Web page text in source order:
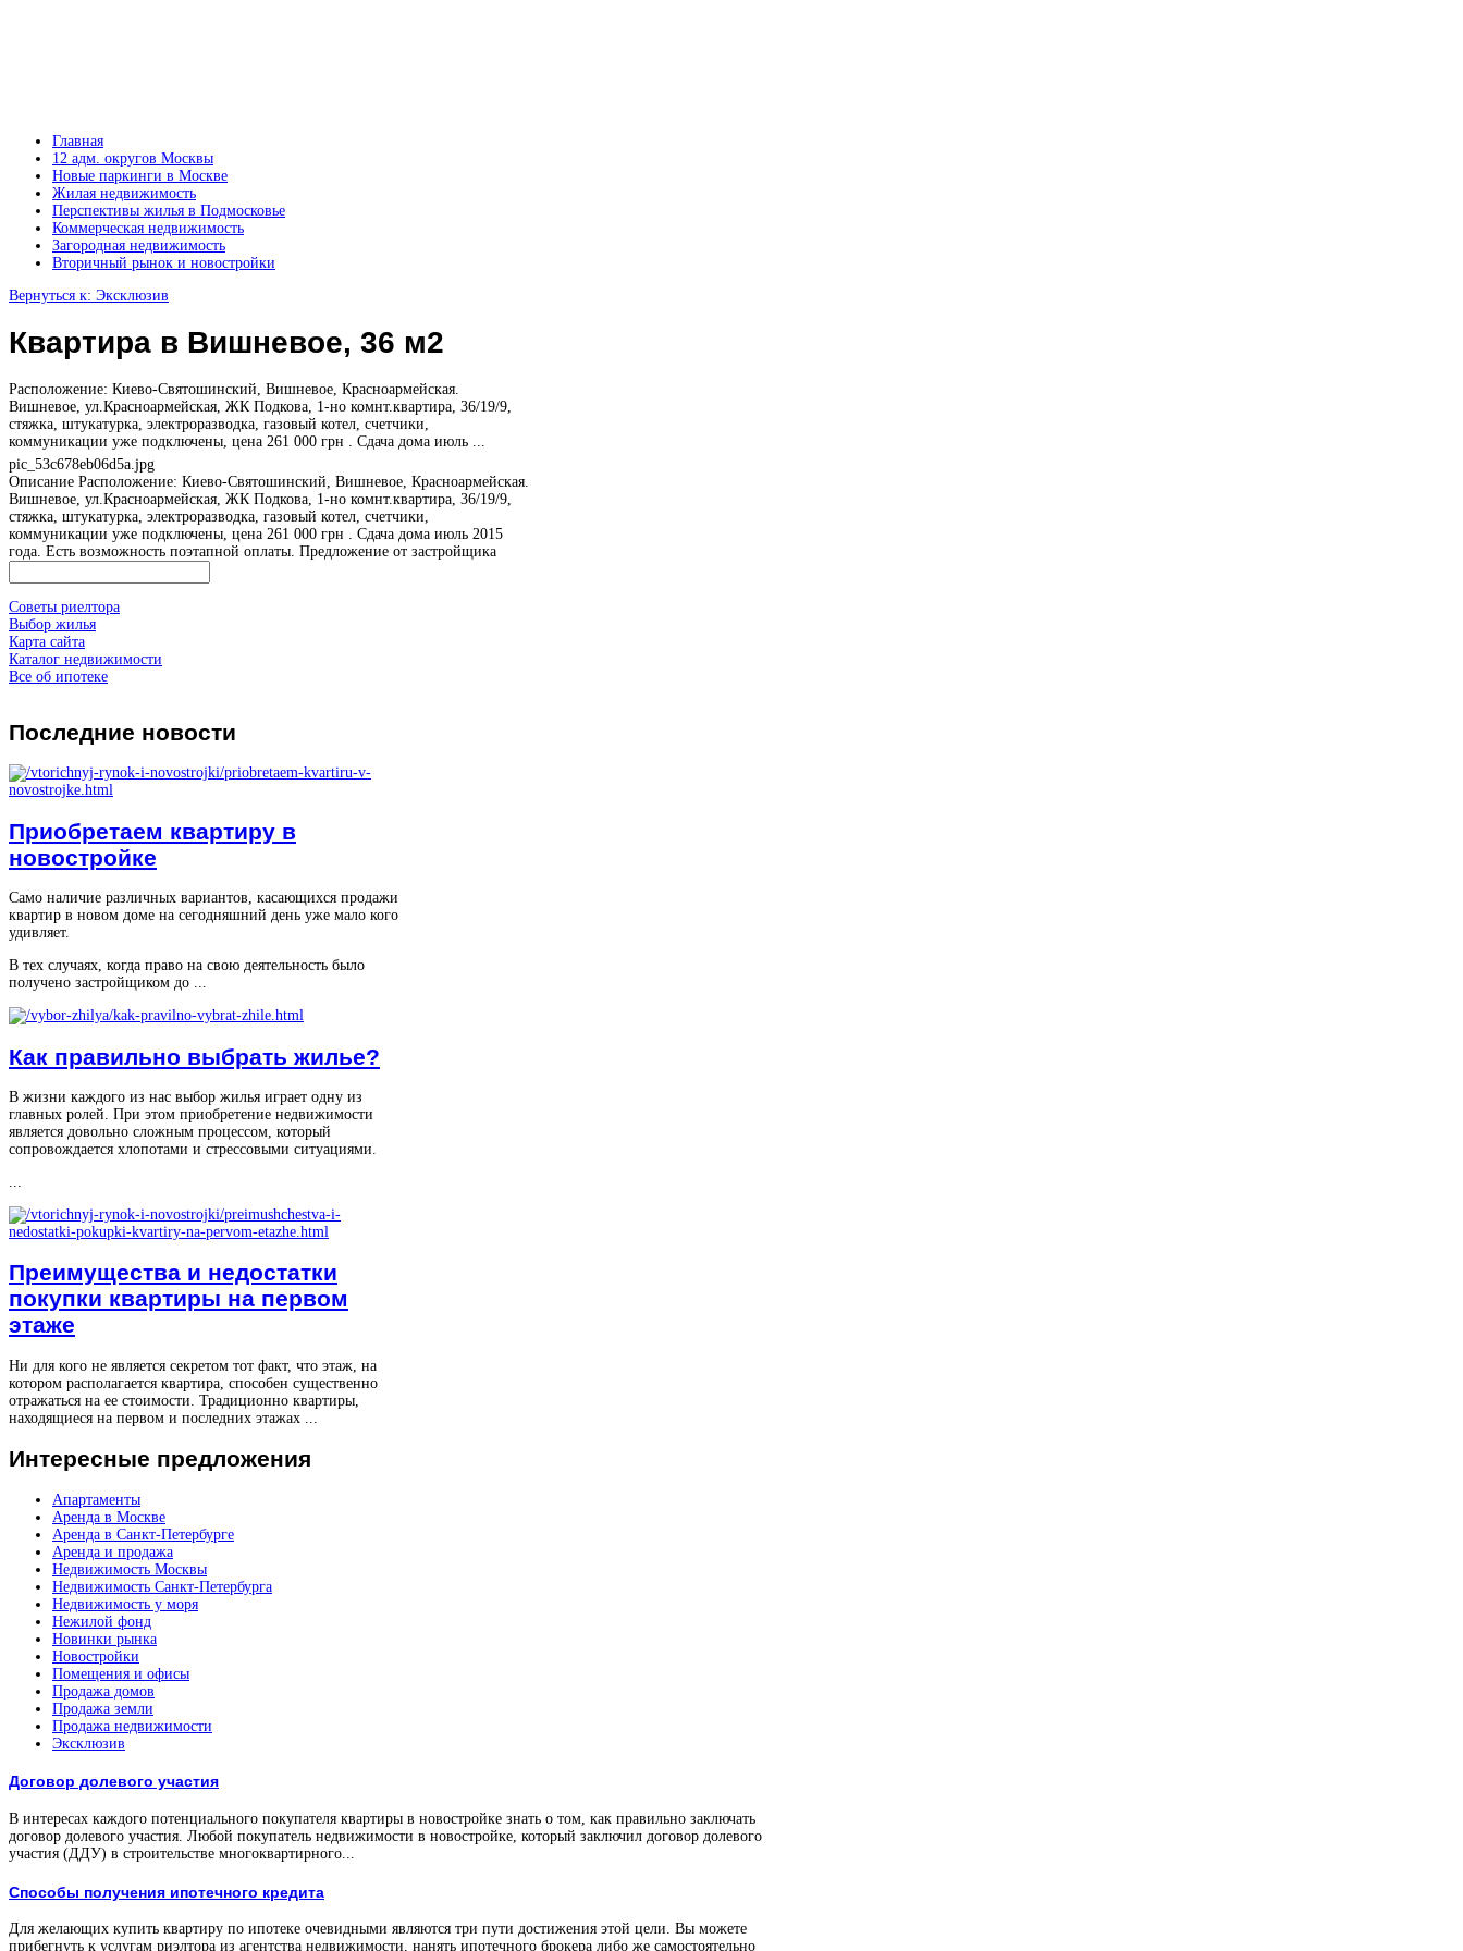
Главная
12 адм. округов Москвы
Новые паркинги в Москве
Жилая недвижимость
Перспективы жилья в Подмосковье
Коммерческая недвижимость
Загородная недвижимость
Вторичный рынок и новостройки
Вернуться к: Эксклюзив
Квартира в Вишневое, 36 м2
Расположение: Киево-Святошинский, Вишневое, Красноармейская.
Вишневое, ул.Красноармейская, ЖК Подкова, 1-но комнт.квартира, 36/19/9,
стяжка, штукатурка, электроразводка, газовый котел, счетчики,
коммуникации уже подключены, цена 261 000 грн . Сдача дома июль ...
pic_53c678eb06d5a.jpg
Описание Расположение: Киево-Святошинский, Вишневое, Красноармейская.
Вишневое, ул.Красноармейская, ЖК Подкова, 1-но комнт.квартира, 36/19/9,
стяжка, штукатурка, электроразводка, газовый котел, счетчики,
коммуникации уже подключены, цена 261 000 грн . Сдача дома июль 2015
года. Есть возможность поэтапной оплаты. Предложение от застройщика
Советы риелтора
Выбор жилья
Карта сайта
Каталог недвижимости
Все об ипотеке
Последние новости
Приобретаем квартиру в
новостройке
Само наличие различных вариантов, касающихся продажи
квартир в новом доме на сегодняшний день уже мало кого
удивляет.
В тех случаях, когда право на свою деятельность было
получено застройщиком до ...
Как правильно выбрать жилье?
В жизни каждого из нас выбор жилья играет одну из
главных ролей. При этом приобретение недвижимости
является довольно сложным процессом, который
сопровождается хлопотами и стрессовыми ситуациями.
...
Преимущества и недостатки
покупки квартиры на первом
этаже
Ни для кого не является секретом тот факт, что этаж, на
котором располагается квартира, способен существенно
отражаться на ее стоимости. Традиционно квартиры,
находящиеся на первом и последних этажах ...
Интересные предложения
Апартаменты
Аренда в Москве
Аренда в Санкт-Петербурге
Аренда и продажа
Недвижимость Москвы
Недвижимость Санкт-Петербурга
Недвижимость у моря
Нежилой фонд
Новинки рынка
Новостройки
Помещения и офисы
Продажа домов
Продажа земли
Продажа недвижимости
Эксклюзив
Договор долевого участия
В интересах каждого потенциального покупателя квартиры в новостройке знать о том, как правильно заключать
договор долевого участия. Любой покупатель недвижимости в новостройке, который заключил договор долевого
участия (ДДУ) в строительстве многоквартирного...
Способы получения ипотечного кредита
Для желающих купить квартиру по ипотеке очевидными являются три пути достижения этой цели. Вы можете
прибегнуть к услугам риэлтора из агентства недвижимости, нанять ипотечного брокера либо же самостоятельно